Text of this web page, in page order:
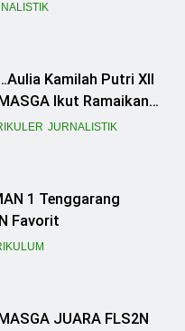
JURNALISTIK
1 Tenggarang
Favorit
JUARA FLS2N
KABUPATEN
GRAFIS
SMAN 1